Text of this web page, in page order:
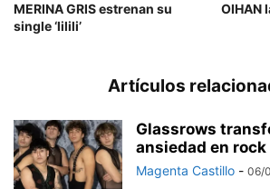
MERINA GRIS estrenan su
single ‘lilili’
OIHAN
Artículos
Glassrows
ansiedad en rock
Magenta Castillo - 06/